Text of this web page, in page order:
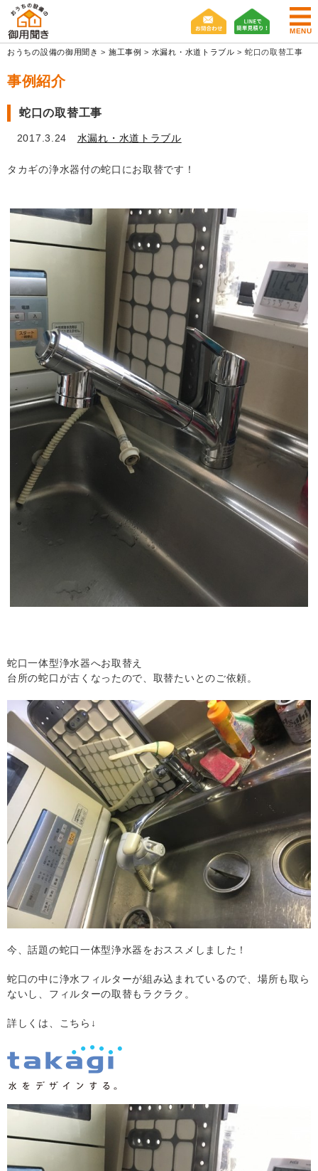
MENU
おうちの設備の御用聞き > 施工事例 > 水漏れ・水道トラブル > 蛇口の取替工事
事例紹介
蛇口の取替工事
2017.3.24 水漏れ・水道トラブル
タカギの浄水器付の蛇口にお取替です！
蛇口一体型浄水器へお取替え
台所の蛇口が古くなったので、取替たいとのご依頼。
今、話題の蛇口一体型浄水器をおススメしました！
蛇口の中に浄水フィルターが組み込まれているので、場所も取ら
ないし、フィルターの取替もラクラク。
詳しくは、こちら↓